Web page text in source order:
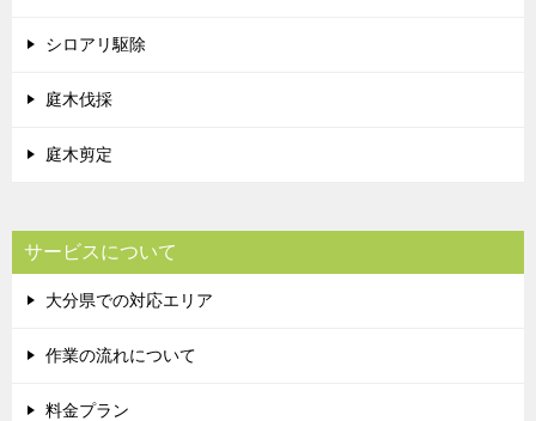
シロアリ駆除
庭木伐採
庭木剪定
サービスについて
大分県での対応エリア
作業の流れについて
料金プラン